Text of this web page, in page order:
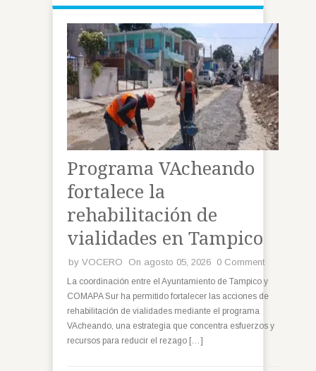
Programa VAcheando
fortalece la
rehabilitación de
vialidades en Tampico
by VOCERO On agosto 05, 2026 0 Comment
La coordinación entre el Ayuntamiento de Tampico y
COMAPA Sur ha permitido fortalecer las acciones de
rehabilitación de vialidades mediante el programa
VAcheando, una estrategia que concentra esfuerzos y
recursos para reducir el rezago […]